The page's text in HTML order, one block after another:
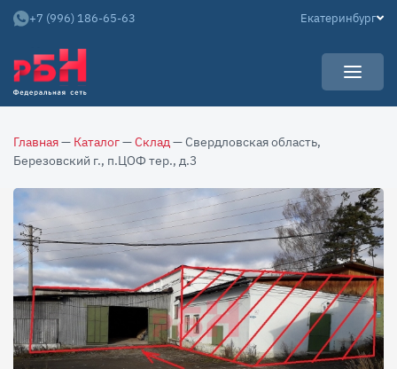
Арендаторам
Собственникам
НОВОСТИ
О КОМПАНИИ
О нас
Команда
Контакты
Отзывы
АРЕНДНЫЙ БИЗНЕС
+7 (996) 186-65-63 Екатеринбург
Главная— Каталог—Склад— Свердловская область,
Березовский г., п.ЦОФ тер., д.3